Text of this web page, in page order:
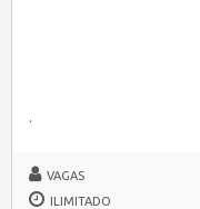
.
VAGAS
ILIMITADO